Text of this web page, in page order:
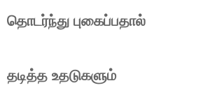
தொடர்ந்து புகைப்பதால்
தடித்த உதடுகளும்